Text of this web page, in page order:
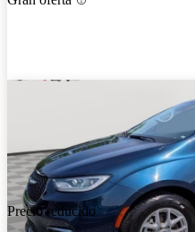
Precio reducido